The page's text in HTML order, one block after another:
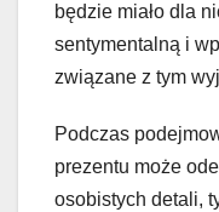
będzie miało dla
sentymentalną i
związane z tym
Podczas
prezentu może
osobistych detali,